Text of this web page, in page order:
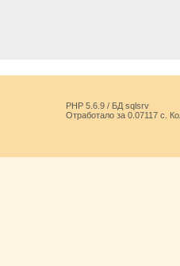
PHP 5.6.9 / БД sqlsrv
Отработало за 0.07117 с.